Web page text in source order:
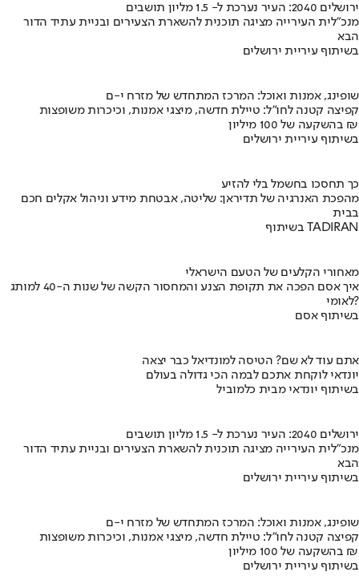
ירושלים 2040: העיר נערכת ל- 1.5 מליון תושבים
מנכ"לית העירייה מציגה תוכנית להשארת הצעירים ובניית עתיד הדור
הבא
בשיתוף עיריית ירושלים
שופינג, אמנות ואוכל: המרכז המתחדש של מזרח י-ם
קפיצה קטנה לחו"ל: טיילת חדשה, מיצגי אמנות, וכיכרות משופצות
בהשקעה של 100 מיליון ₪
בשיתוף עיריית ירושלים
כך תחסכו בחשמל בלי להזיע
מהפכת האנרגיה של תדיראן: שליטה, אבטחת מידע וניהול אקלים חכם
בבית
בשיתוף TADIRAN
מאחורי הקלעים של הטעם הישראלי
איך אסם הפכה את תקופת הצנע והמחסור הקשה של שנות ה-40 למותג
לאומי?
בשיתוף אסם
אתם עוד לא שם? הטיסה למונדיאל כבר יצאה
יונדאי לוקחת אתכם לבמה הכי גדולה בעולם
בשיתוף יונדאי מבית כלמוביל
ירושלים 2040: העיר נערכת ל- 1.5 מליון תושבים
מנכ"לית העירייה מציגה תוכנית להשארת הצעירים ובניית עתיד הדור
הבא
בשיתוף עיריית ירושלים
שופינג, אמנות ואוכל: המרכז המתחדש של מזרח י-ם
קפיצה קטנה לחו"ל: טיילת חדשה, מיצגי אמנות, וכיכרות משופצות
בהשקעה של 100 מיליון ₪
בשיתוף עיריית ירושלים